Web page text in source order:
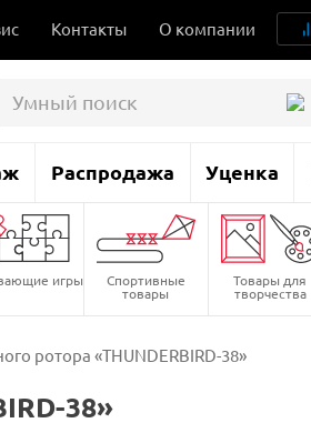
Контакты О компании
Распродажа Уценка
игры Спортивные
товары
Товары для
творчества
ротора «THUNDERBIRD-38»
38»